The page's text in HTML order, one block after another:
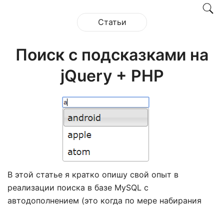
Статьи
Поиск с подсказками на
jQuery + PHP
В этой статье я кратко опишу свой опыт в
реализации поиска в базе MySQL с
автодополнением (это когда по мере набирания